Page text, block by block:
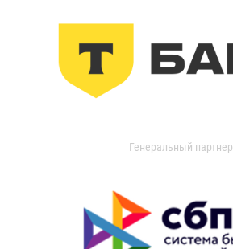
Генеральный партнер